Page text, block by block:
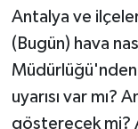
Antalya ve
(Bugün) hava
Müdürlüğü'nden
uyarısı var mı?
gösterecek mi?